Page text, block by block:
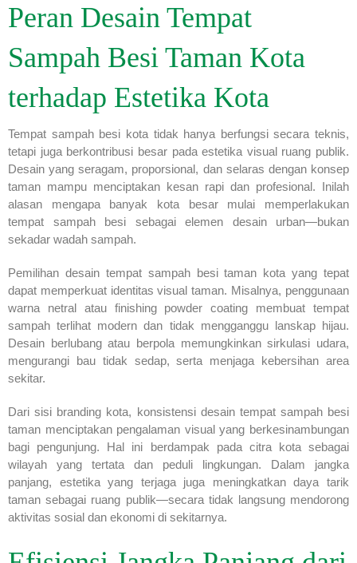
Peran Desain Tempat
Sampah Besi Taman Kota
terhadap Estetika Kota
Tempat sampah besi kota tidak hanya berfungsi secara teknis,
tetapi juga berkontribusi besar pada estetika visual ruang publik.
Desain yang seragam, proporsional, dan selaras dengan konsep
taman mampu menciptakan kesan rapi dan profesional. Inilah
alasan mengapa banyak kota besar mulai memperlakukan
tempat sampah besi sebagai elemen desain urban—bukan
sekadar wadah sampah.
Pemilihan desain tempat sampah besi taman kota yang tepat
dapat memperkuat identitas visual taman. Misalnya, penggunaan
warna netral atau finishing powder coating membuat tempat
sampah terlihat modern dan tidak mengganggu lanskap hijau.
Desain berlubang atau berpola memungkinkan sirkulasi udara,
mengurangi bau tidak sedap, serta menjaga kebersihan area
sekitar.
Dari sisi branding kota, konsistensi desain tempat sampah besi
taman menciptakan pengalaman visual yang berkesinambungan
bagi pengunjung. Hal ini berdampak pada citra kota sebagai
wilayah yang tertata dan peduli lingkungan. Dalam jangka
panjang, estetika yang terjaga juga meningkatkan daya tarik
taman sebagai ruang publik—secara tidak langsung mendorong
aktivitas sosial dan ekonomi di sekitarnya.